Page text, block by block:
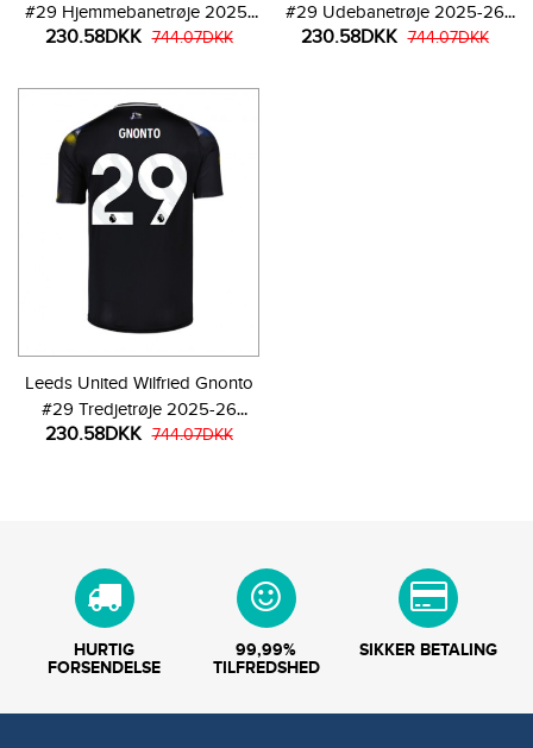
#29 Hjemmebanetrøje 2025-
26 Kortærmet
230.58DKK 744.07DKK
#29 Udebanetrøje 2025-26
Kortærmet
230.58DKK 744.07DKK
Leeds United Wilfried Gnonto
#29 Tredjetrøje 2025-26
Kortærmet
230.58DKK 744.07DKK
HURTIG
FORSENDELSE
99,99%
TILFREDSHED
SIKKER BETALING